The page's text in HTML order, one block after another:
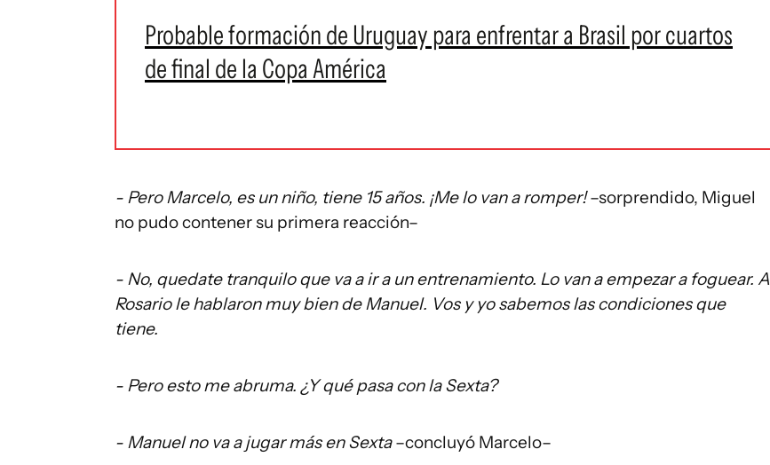
Probable formación de Uruguay para enfrentar a Brasil por cuartos
de final de la Copa América
- Pero Marcelo, es un niño, tiene 15 años. ¡Me lo van a romper!–sorprendido, Miguel
no pudo contener su primera reacción–
- No, quedate tranquilo que va a ir a un entrenamiento. Lo van a empezar a foguear. A
Rosario le hablaron muy bien de Manuel. Vos y yo sabemos las condiciones que
tiene.
- Pero esto me abruma. ¿Y qué pasa con la Sexta?
- Manuel no va a jugar más en Sexta–concluyó Marcelo–